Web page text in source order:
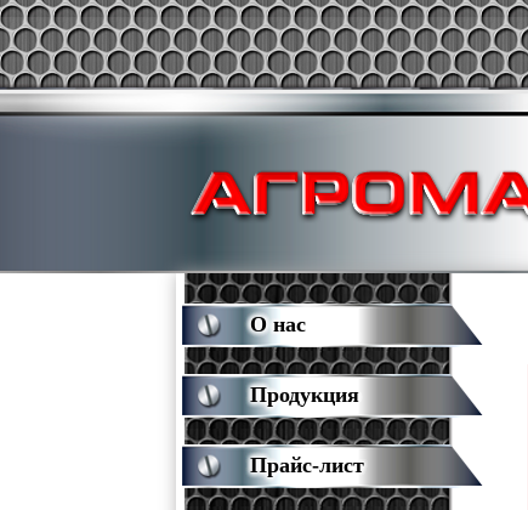
О нас
Продукция
Прайс-лист